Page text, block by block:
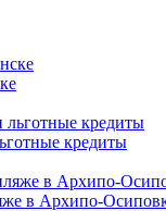
кредиты
в Архипо-